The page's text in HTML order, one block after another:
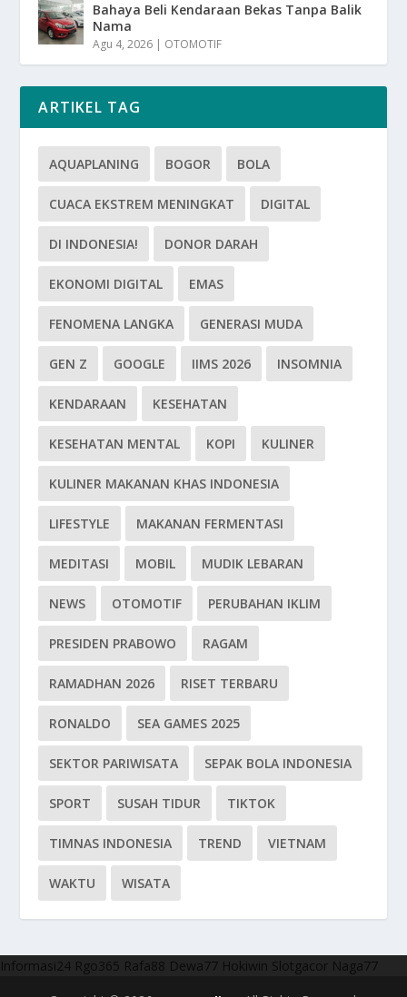
Bahaya Beli Kendaraan Bekas Tanpa Balik
Nama
Agu 4, 2026 | OTOMOTIF
ARTIKEL TAG
AQUAPLANING BOGOR BOLA
CUACA EKSTREM MENINGKAT DIGITAL
DI INDONESIA! DONOR DARAH
EKONOMI DIGITAL EMAS
FENOMENA LANGKA GENERASI MUDA
GEN Z GOOGLE IIMS 2026 INSOMNIA
KENDARAAN KESEHATAN
KESEHATAN MENTAL KOPI KULINER
KULINER MAKANAN KHAS INDONESIA
LIFESTYLE MAKANAN FERMENTASI
MEDITASI MOBIL MUDIK LEBARAN
NEWS OTOMOTIF PERUBAHAN IKLIM
PRESIDEN PRABOWO RAGAM
RAMADHAN 2026 RISET TERBARU
RONALDO SEA GAMES 2025
SEKTOR PARIWISATA SEPAK BOLA INDONESIA
SPORT SUSAH TIDUR TIKTOK
TIMNAS INDONESIA TREND VIETNAM
WAKTU WISATA
Informasi24 Rgo365 Rafa88 Dewa77 Hokiwin Slotgacor Naga77